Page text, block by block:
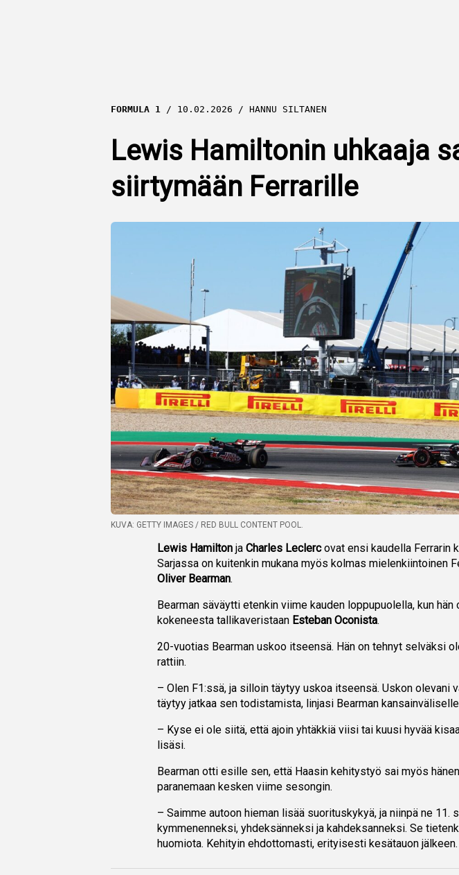
FORMULA 1 10.02.2026 HANNU SILTANEN
Lewis Hamiltonin uhkaaja
siirtymään Ferrarille
KUVA: GETTY IMAGES / RED BULL CONTENT POOL.
Lewis Hamilton jaCharles Leclercovat ensi kaudella Ferrarin
Sarjassa on kuitenkin mukana myös kolmas mielenkiintoinen
Oliver Bearman.
Bearman säväytti etenkin viime kauden loppupuolella, kun
kokeneesta tallikaveristaan Esteban Oconista.
20-vuotias Bearman uskoo itseensä. Hän on tehnyt selväksi
rattiin.
– Olen F1:ssä, ja silloin täytyy uskoa itseensä. Uskon olevani
täytyy jatkaa sen todistamista, linjasi Bearman
– Kyse ei ole siitä, että ajoin yhtäkkiä viisi tai kuusi hyvää
lisäsi.
Bearman otti esille sen, että Haasin kehitystyö sai myös
paranemaan kesken viime sesongin.
– Saimme autoon hieman lisää suorituskykyä, ja niinpä ne 11.
kymmenenneksi, yhdeksänneksi ja kahdeksanneksi. Se
huomiota. Kehityin ehdottomasti, erityisesti kesätauon jälkeen.